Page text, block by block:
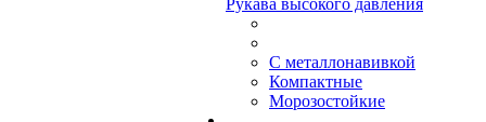
Рукава высокого давления
С металлонавивкой
Компактные
Морозостойкие